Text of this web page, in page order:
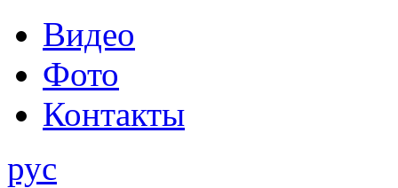
Видео
Фото
Контакты
рус